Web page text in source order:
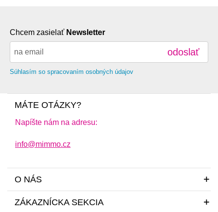
Chcem zasielať Newsletter
odoslať
Súhlasím so spracovaním osobných údajov
MÁTE OTÁZKY?
Napíšte nám na adresu:
info@mimmo.cz
O NÁS
ZÁKAZNÍCKA SEKCIA